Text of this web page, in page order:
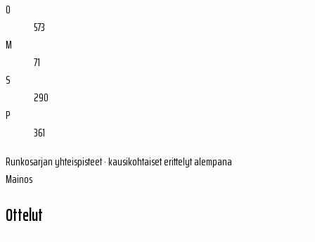
O
573
M
71
S
290
P
361
Runkosarjan yhteispisteet · kausikohtaiset erittelyt alempana
Mainos
Ottelut